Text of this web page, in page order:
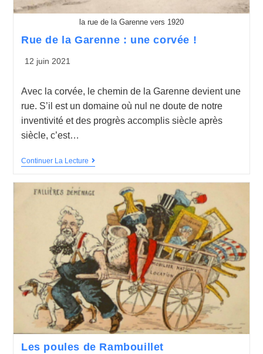
la rue de la Garenne vers 1920
Rue de la Garenne : une corvée !
12 juin 2021
Avec la corvée, le chemin de la Garenne devient une
rue. S’il est un domaine où nul ne doute de notre
inventivité et des progrès accomplis siècle après
siècle, c’est…
Continuer La Lecture
Les poules de Rambouillet